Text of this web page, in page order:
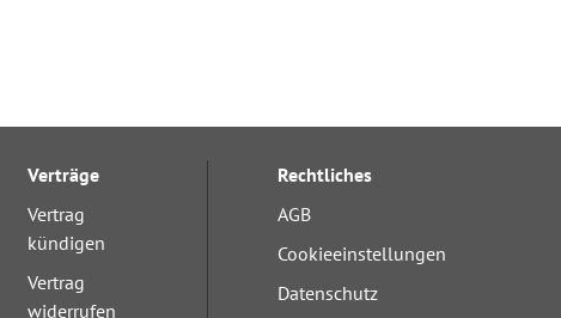
Verträge
Vertrag
kündigen
Vertrag
widerrufen
Rechtliches
AGB
Cookieeinstellungen
Datenschutz